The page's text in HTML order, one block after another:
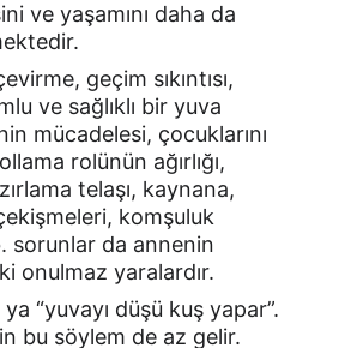
ve yaşamını daha da
geçim sıkıntısı,
ve sağlıklı bir yuva
mücadelesi, çocuklarını
rolünün ağırlığı,
telaşı, kaynana,
komşuluk
sorunlar da annenin
onulmaz yaralardır.
“yuvayı düşü kuş yapar”.
bu söylem de az gelir.